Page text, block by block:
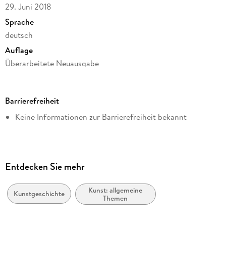
29. Juni 2018
Sprache
deutsch
Auflage
Überarbeitete Neuausgabe
Reihe
hockebooks
Verlag/Hersteller
Kopierschutz
mit Wasserzeichen versehen
Barrierefreiheit
Keine Informationen zur Barrierefreiheit bekannt
Entdecken Sie mehr
Kunstgeschichte
Kunst: allgemeine
Themen